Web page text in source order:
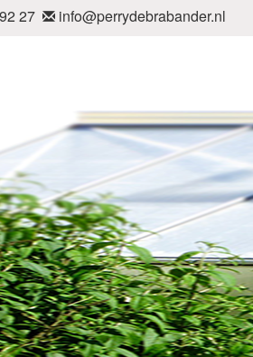
27 info@perrydebrabander.nl